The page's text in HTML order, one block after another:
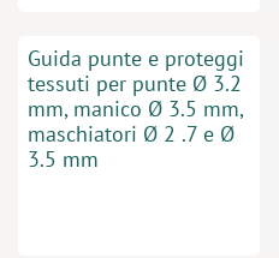
Guida punte e proteggi
tessuti per punte Ø 3.2
mm, manico Ø 3.5 mm,
maschiatori Ø 2 .7 e Ø
3.5 mm